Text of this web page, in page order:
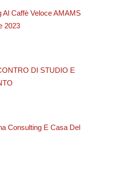
Al Caffè Veloce AMAMS
2023
DI STUDIO E
Consulting E Casa Del